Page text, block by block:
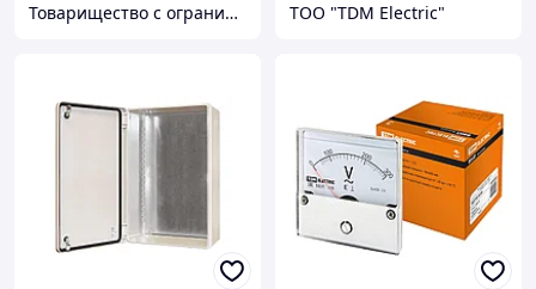
Товарищество с ограниченной ответственностью "Nabludenie.kz" ТОО "TDM Electric"